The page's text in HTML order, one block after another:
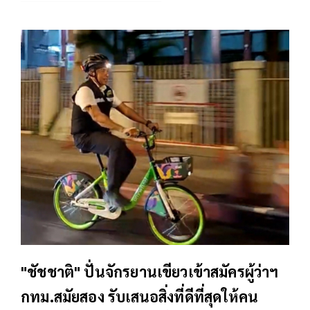
"ชัชชาติ" ปั่นจักรยานเขียวเข้าสมัครผู้ว่าฯ
กทม.สมัยสอง รับเสนอสิ่งที่ดีที่สุดให้คน